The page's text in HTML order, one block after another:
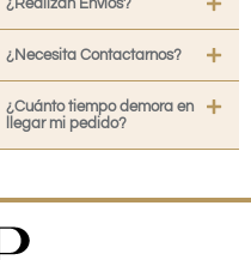
¿Necesita Contactarnos?
¿Cuánto tiempo demora en
llegar mi pedido?